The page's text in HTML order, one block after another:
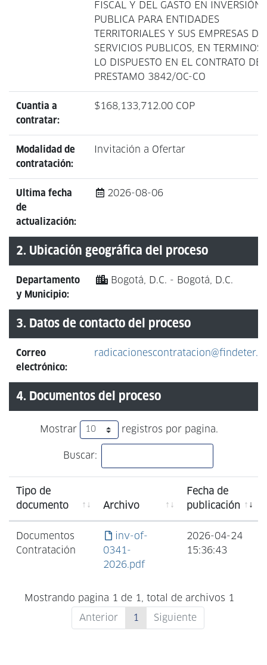
FISCAL Y DEL GASTO EN INVERSIÓN
PUBLICA PARA ENTIDADES
TERRITORIALES Y SUS EMPRESAS DE
SERVICIOS PUBLICOS, EN TERMINOS
LO DISPUESTO EN EL CONTRATO DE
PRESTAMO 3842/OC-CO
Cuantia a
contratar:
$168,133,712.00 COP
Modalidad de
contratación:
Invitación a Ofertar
Ultima fecha
de
actualización:
2026-08-06
2. Ubicación geográfica del proceso
Departamento
y Municipio:
Bogotá, D.C. - Bogotá, D.C.
3. Datos de contacto del proceso
Correo
electrónico:
4. Documentos del proceso
Mostrar registros por pagina.
Buscar:
Tipo de
documento
Archivo
Fecha de
publicación
Documentos
Contratación
inv-of-
0341-
2026.pdf
2026-04-24
15:36:43
Mostrando pagina 1 de 1, total de archivos 1
Anterior 1 Siguiente